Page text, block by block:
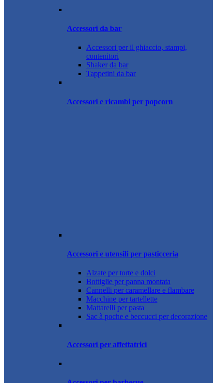
Accessori da bar
Accessori per il ghiaccio, stampi,
contenitori
Shaker da bar
Tappetini da bar
Accessori e ricambi per popcorn
Accessori e utensili per pasticceria
Alzate per torte e dolci
Bottiglie per panna montata
Cannelli per caramellare e flambare
Macchine per tartellette
Mattarelli per pasta
Sac à poche e beccucci per decorazione
Accessori per affettatrici